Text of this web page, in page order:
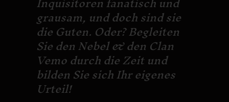
grausam, und doch sind sie
die Guten. Oder? Begleiten
Sie den Nebel & den Clan
Vemo durch die Zeit und
bilden Sie sich Ihr eigenes
Urteil!